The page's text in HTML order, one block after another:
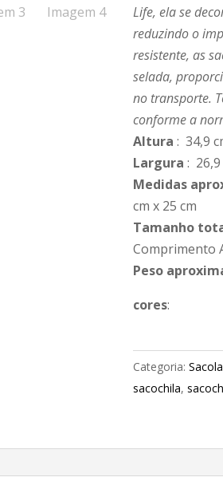
Life, ela se
reduzindo o
resistente, as
selada,
no transporte.
conforme a
Altura : 34,9
Largura : 26,9
Medidas
cm x 25 cm
Tamanho
Comprimento
Peso
cores:
Categoria:
sacochila,